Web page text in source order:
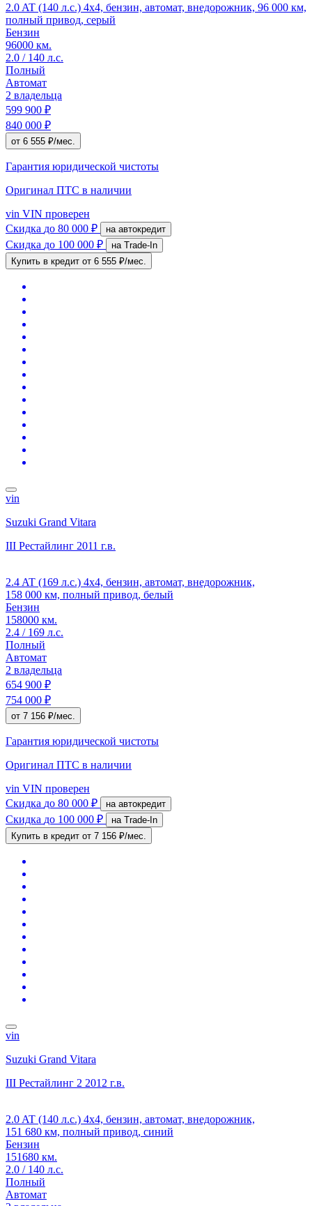
2.0 AT (140 л.с.) 4x4, бензин, автомат, внедорожник, 96 000 км,
полный привод, серый
Бензин
96000 км.
2.0 / 140 л.с.
Полный
Автомат
2 владельца
599 900 ₽
840 000 ₽
от 6 555 ₽/мес.
Гарантия юридической чистоты
Оригинал ПТС в наличии
vin VIN проверен
Скидка до 80 000 ₽ на автокредит
Скидка до 100 000 ₽
на Trade-In
Купить в кредит от 6 555 ₽/мес.
vin
Suzuki Grand Vitara
III Рестайлинг 2011 г.в.
2.4 AT (169 л.с.) 4x4, бензин, автомат, внедорожник,
158 000 км, полный привод, белый
Бензин
158000 км.
2.4 / 169 л.с.
Полный
Автомат
2 владельца
654 900 ₽
754 000 ₽
от 7 156 ₽/мес.
Гарантия юридической чистоты
Оригинал ПТС в наличии
vin VIN проверен
Скидка до 80 000 ₽ на автокредит
Скидка до 100 000 ₽
на Trade-In
Купить в кредит от 7 156 ₽/мес.
vin
Suzuki Grand Vitara
III Рестайлинг 2 2012 г.в.
2.0 AT (140 л.с.) 4x4, бензин, автомат, внедорожник,
151 680 км, полный привод, синий
Бензин
151680 км.
2.0 / 140 л.с.
Полный
Автомат